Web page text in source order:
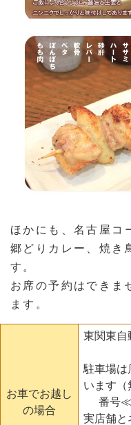
ほかにも、名古屋コ
郷どりカレー、焼き
す。
お席の予約はできま
ます。
お車でお越し
の場合
東関東自
駐車場は
います（
番号
実店舗と